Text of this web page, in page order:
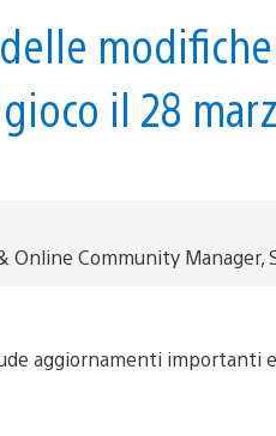
il 28
Online Community Manager,
aggiornamenti importanti